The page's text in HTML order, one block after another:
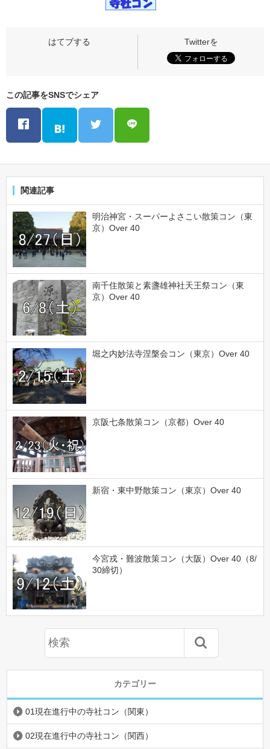
この記事をSNSでシェア
関連記事
明治神宮・スーパーよさこい散策コン（東
京）Over 40
南千住散策と素盞雄神社天王祭コン（東
京）Over 40
堀之内妙法寺涅槃会コン（東京）Over 40
京阪七条散策コン（京都）Over 40
新宿・東中野散策コン（東京）Over 40
今宮戎・難波散策コン（大阪）Over 40（8/
30締切）
カテゴリー
01現在進行中の寺社コン（関東）
02現在進行中の寺社コン（関西）